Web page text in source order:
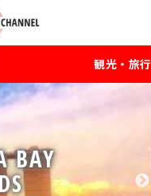
観光・旅行